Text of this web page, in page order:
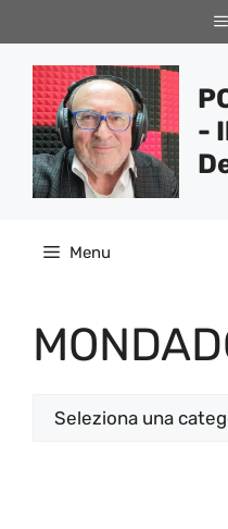
al
contenuto
-
Menu
Categorie